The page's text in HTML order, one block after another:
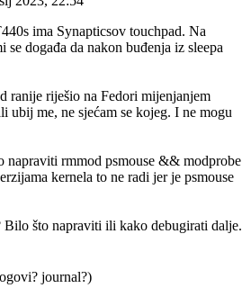
ima Synapticsov touchpad. Na
se događa da nakon buđenja iz sleepa
ranije riješio na Fedori mijenjanjem
ubij me, ne sjećam se kojeg. I ne mogu
napraviti rmmod psmouse && modprobe
kernela to ne radi jer je psmouse
Bilo što napraviti ili kako debugirati dalje.
journal?)